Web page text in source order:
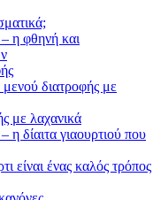
η φθηνή και
διατροφής με
με λαχανικά
δίαιτα γιαουρτιού που
είναι ένας καλός τρόπος